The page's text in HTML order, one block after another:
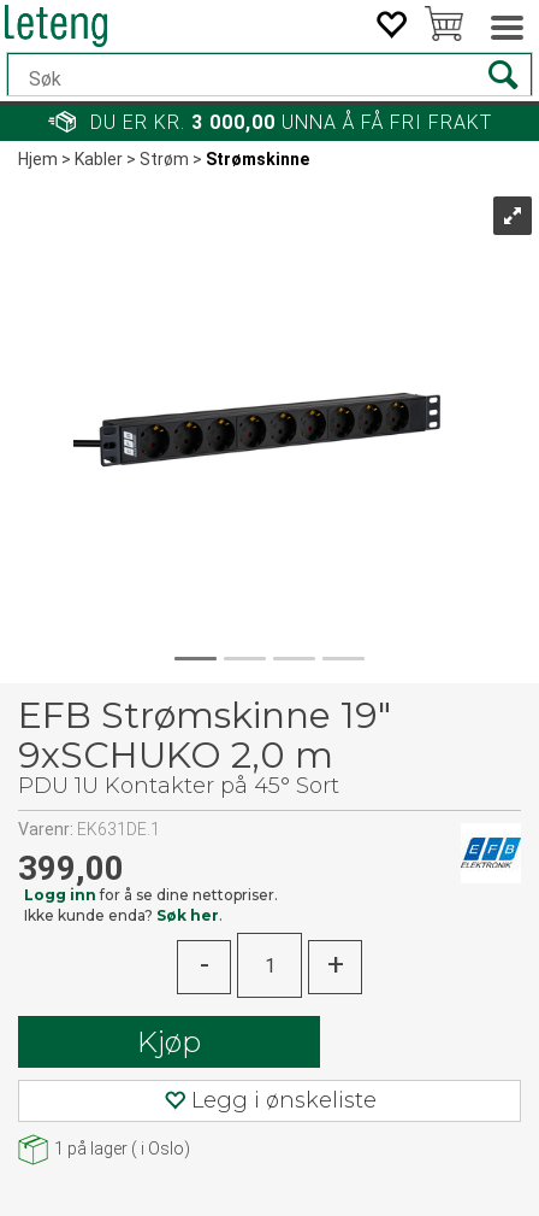
DU ER KR. 3 000,00 UNNA Å FÅ FRI FRAKT
Hjem>Kabler>Strøm>Strømskinne
EFB Strømskinne 19"
9xSCHUKO 2,0 m
PDU 1U Kontakter på 45° Sort
Varenr: EK631DE.1
399,00
Logg inn for å se dine nettopriser.
Ikke kunde enda? Søk her.
- +
Kjøp
Legg i ønskeliste
1 på lager ( i Oslo)